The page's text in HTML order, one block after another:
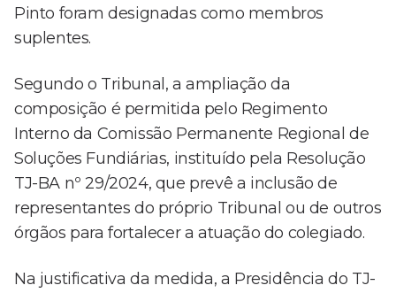
Pinto foram designadas como membros
suplentes.
Segundo o Tribunal, a ampliação da
composição é permitida pelo Regimento
Interno da Comissão Permanente Regional de
Soluções Fundiárias, instituído pela Resolução
TJ-BA nº 29/2024, que prevê a inclusão de
representantes do próprio Tribunal ou de outros
órgãos para fortalecer a atuação do colegiado.
Na justificativa da medida, a Presidência do TJ-